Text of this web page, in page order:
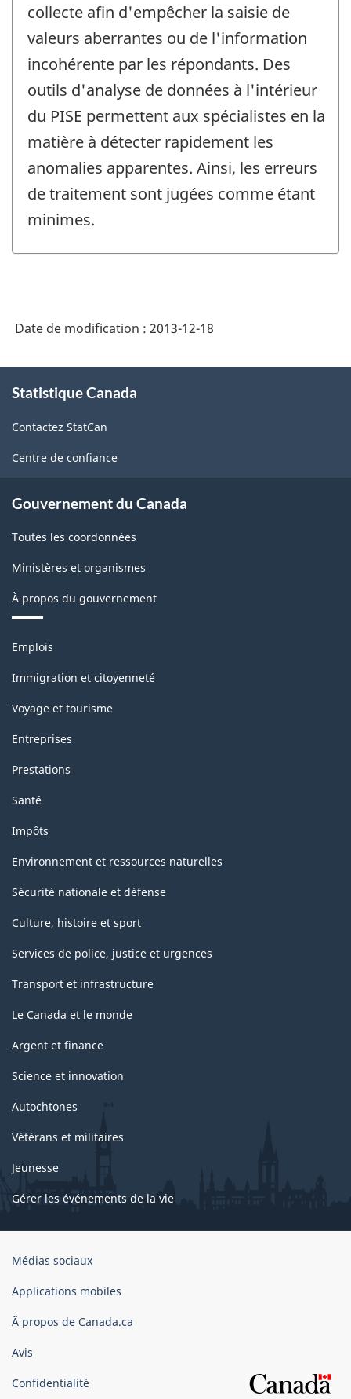
collecte afin d'empêcher la saisie de
valeurs aberrantes ou de l'information
incohérente par les répondants. Des
outils d'analyse de données à l'intérieur
du PISE permettent aux spécialistes en la
matière à détecter rapidement les
anomalies apparentes. Ainsi, les erreurs
de traitement sont jugées comme étant
minimes.
Date de modification : 2013-12-18
propos
ce
site
Statistique Canada
Contactez StatCan
Centre de confiance
Gouvernement du Canada
Toutes les coordonnées
Ministères et organismes
À propos du gouvernement
Thèmes
sujets
Emplois
Immigration et citoyenneté
Voyage et tourisme
Entreprises
Prestations
Santé
Impôts
Environnement et ressources naturelles
Sécurité nationale et défense
Culture, histoire et sport
Services de police, justice et urgences
Transport et infrastructure
Le Canada et le monde
Argent et finance
Science et innovation
Autochtones
Vétérans et militaires
Jeunesse
Gérer les événements de la vie
Organisation
gouvernement
Canada
Médias sociaux
Applications mobiles
Ã propos de Canada.ca
Avis
Confidentialité